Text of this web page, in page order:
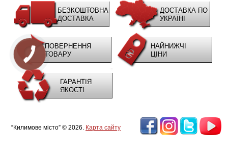
БЕЗКОШТОВНА
ДОСТАВКА
ДОСТАВКА ПО
УКРАЇНІ
ПОВЕРНЕННЯ
ТОВАРУ
НАЙНИЖЧІ
ЦІНИ
ГАРАНТІЯ
ЯКОСТІ
“Килимове місто” © 2026. Карта сайту